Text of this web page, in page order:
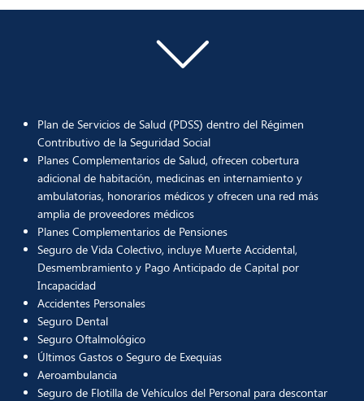
Plan de Servicios de Salud (PDSS) dentro del Régimen
Contributivo de la Seguridad Social
Planes Complementarios de Salud, ofrecen cobertura
adicional de habitación, medicinas en internamiento y
ambulatorias, honorarios médicos y ofrecen una red más
amplia de proveedores médicos
Planes Complementarios de Pensiones
Seguro de Vida Colectivo, incluye Muerte Accidental,
Desmembramiento y Pago Anticipado de Capital por
Incapacidad
Accidentes Personales
Seguro Dental
Seguro Oftalmológico
Últimos Gastos o Seguro de Exequias
Aeroambulancia
Seguro de Flotilla de Vehículos del Personal para descontar